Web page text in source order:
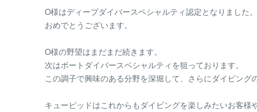
O様はディープダイバースペシャルティ認定となりました。
おめでとうございます。
O様の野望はまだまだ続きます。
次はボートダイバースペシャルティを狙っております。
この調子で興味のある分野を深堀して、さらにダイビング
キューピッドはこれからもダイビングを楽しみたいお客